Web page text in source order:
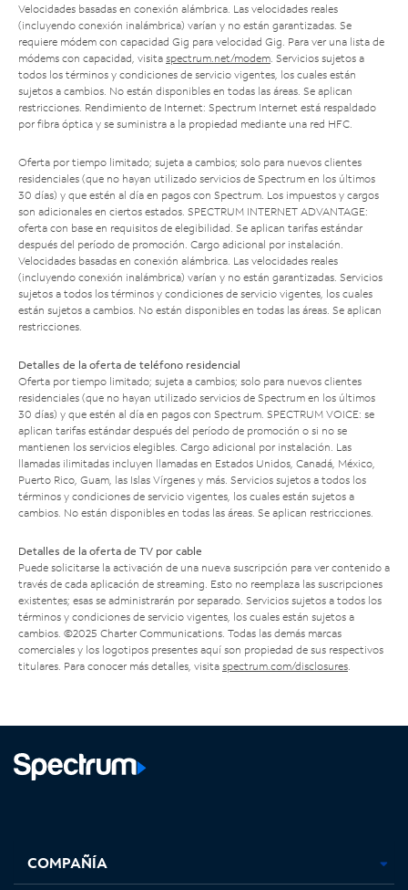
Velocidades basadas en conexión alámbrica. Las velocidades reales
(incluyendo conexión inalámbrica) varían y no están garantizadas. Se
requiere módem con capacidad Gig para velocidad Gig. Para ver una lista de
módems con capacidad, visita spectrum.net/modem . Servicios sujetos a
todos los términos y condiciones de servicio vigentes, los cuales están
sujetos a cambios. No están disponibles en todas las áreas. Se aplican
restricciones. Rendimiento de Internet: Spectrum Internet está respaldado
por fibra óptica y se suministra a la propiedad mediante una red HFC.
Oferta por tiempo limitado; sujeta a cambios; solo para nuevos clientes
residenciales (que no hayan utilizado servicios de Spectrum en los últimos
30 días) y que estén al día en pagos con Spectrum. Los impuestos y cargos
son adicionales en ciertos estados. SPECTRUM INTERNET ADVANTAGE:
oferta con base en requisitos de elegibilidad. Se aplican tarifas estándar
después del período de promoción. Cargo adicional por instalación.
Velocidades basadas en conexión alámbrica. Las velocidades reales
(incluyendo conexión inalámbrica) varían y no están garantizadas. Servicios
sujetos a todos los términos y condiciones de servicio vigentes, los cuales
están sujetos a cambios. No están disponibles en todas las áreas. Se aplican
restricciones.
Detalles de la oferta de teléfono residencial
Oferta por tiempo limitado; sujeta a cambios; solo para nuevos clientes
residenciales (que no hayan utilizado servicios de Spectrum en los últimos
30 días) y que estén al día en pagos con Spectrum. SPECTRUM VOICE: se
aplican tarifas estándar después del período de promoción o si no se
mantienen los servicios elegibles. Cargo adicional por instalación. Las
llamadas ilimitadas incluyen llamadas en Estados Unidos, Canadá, México,
Puerto Rico, Guam, las Islas Vírgenes y más. Servicios sujetos a todos los
términos y condiciones de servicio vigentes, los cuales están sujetos a
cambios. No están disponibles en todas las áreas. Se aplican restricciones.
Detalles de la oferta de TV por cable
Puede solicitarse la activación de una nueva suscripción para ver contenido a
través de cada aplicación de streaming. Esto no reemplaza las suscripciones
existentes; esas se administrarán por separado. Servicios sujetos a todos los
términos y condiciones de servicio vigentes, los cuales están sujetos a
cambios. ©2025 Charter Communications. Todas las demás marcas
comerciales y los logotipos presentes aquí son propiedad de sus respectivos
titulares. Para conocer más detalles, visita spectrum.com/disclosures
abre
en
abre
en
abre
en
en
COMPAÑÍA